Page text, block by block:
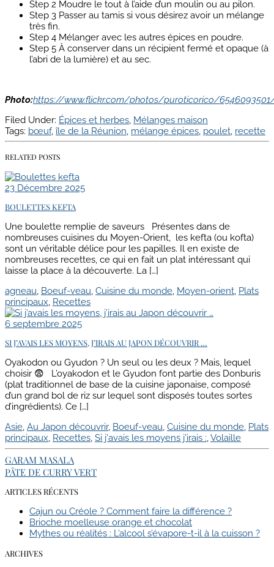
Step 2 Moudre le tout à l’aide d’un moulin ou au pilon.
Step 3 Passer au tamis si vous désirez avoir un mélange
très fin.
Step 4 Mélanger avec les autres épices en poudre.
Step 5 À conserver dans un récipient fermé et opaque (à
l’abri de la lumière) et au sec.
Photo:https://www.flickr.com/photos/puroticorico/
Filed Under: Épices et herbes, Mélanges maison
Tags: bœuf, île de la Réunion, mélange épices, poulet, recette
RELATED POSTS
23 Décembre 2025
BOULETTES KEFTA
Une boulette remplie de saveurs Présentes dans de
nombreuses cuisines du Moyen-Orient, les kefta (ou kofta)
sont un véritable délice pour les papilles. Il en existe de
nombreuses recettes, ce qui en fait un plat intéressant qui
laisse la place à la découverte. La […]
agneau, Boeuf-veau, Cuisine du monde, Moyen-orient, Plats
principaux, Recettes
6 septembre 2025
SI J’AVAIS LES MOYENS, J’IRAIS AU JAPON DÉCOUVRIR …
Oyakodon ou Gyudon ? Un seul ou les deux ? Mais, lequel
choisir 😨 L’oyakodon et le Gyudon font partie des Donburis
(plat traditionnel de base de la cuisine japonaise, composé
d’un grand bol de riz sur lequel sont disposés toutes sortes
d’ingrédients). Ce […]
Asie, Au Japon découvrir, Boeuf-veau, Cuisine du monde, Plats
principaux, Recettes, Si j'avais les moyens j'irais :,Volaille
GARAM MASALA
PÂTE DE CURRY VERT
ARTICLES RÉCENTS
Cajun ou Créole ? Comment faire la différence ?
Brioche moelleuse orange et chocolat
Mythes ou réalités : L’alcool s’évapore-t-il à la cuisson ?
ARCHIVES